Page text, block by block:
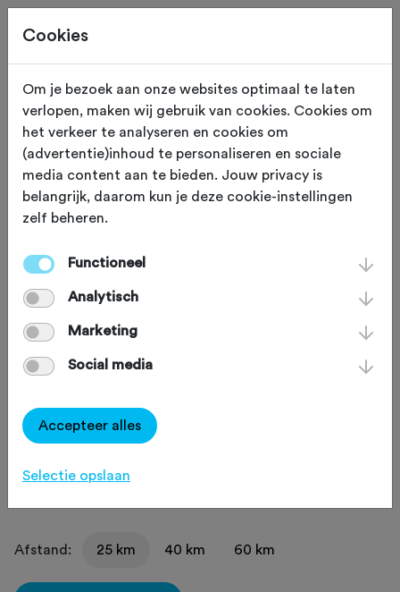
Deze tocht heeft reeds plaatsgevonden op 23-6-2026.
DINSDAG 23 JUN
Internationale
Fiets4daagse
Winterswijk 2026
Recreatief
Afstand: 25 km 40 km 60 km
Cookies
Om je bezoek aan onze websites optimaal te laten
verlopen, maken wij gebruik van cookies. Cookies om
het verkeer te analyseren en cookies om
(advertentie)inhoud te personaliseren en sociale
media content aan te bieden. Jouw privacy is
belangrijk, daarom kun je deze cookie-instellingen
zelf beheren.
Functioneel
Analytisch
Marketing
Social media
Accepteer alles
Selectie opslaan